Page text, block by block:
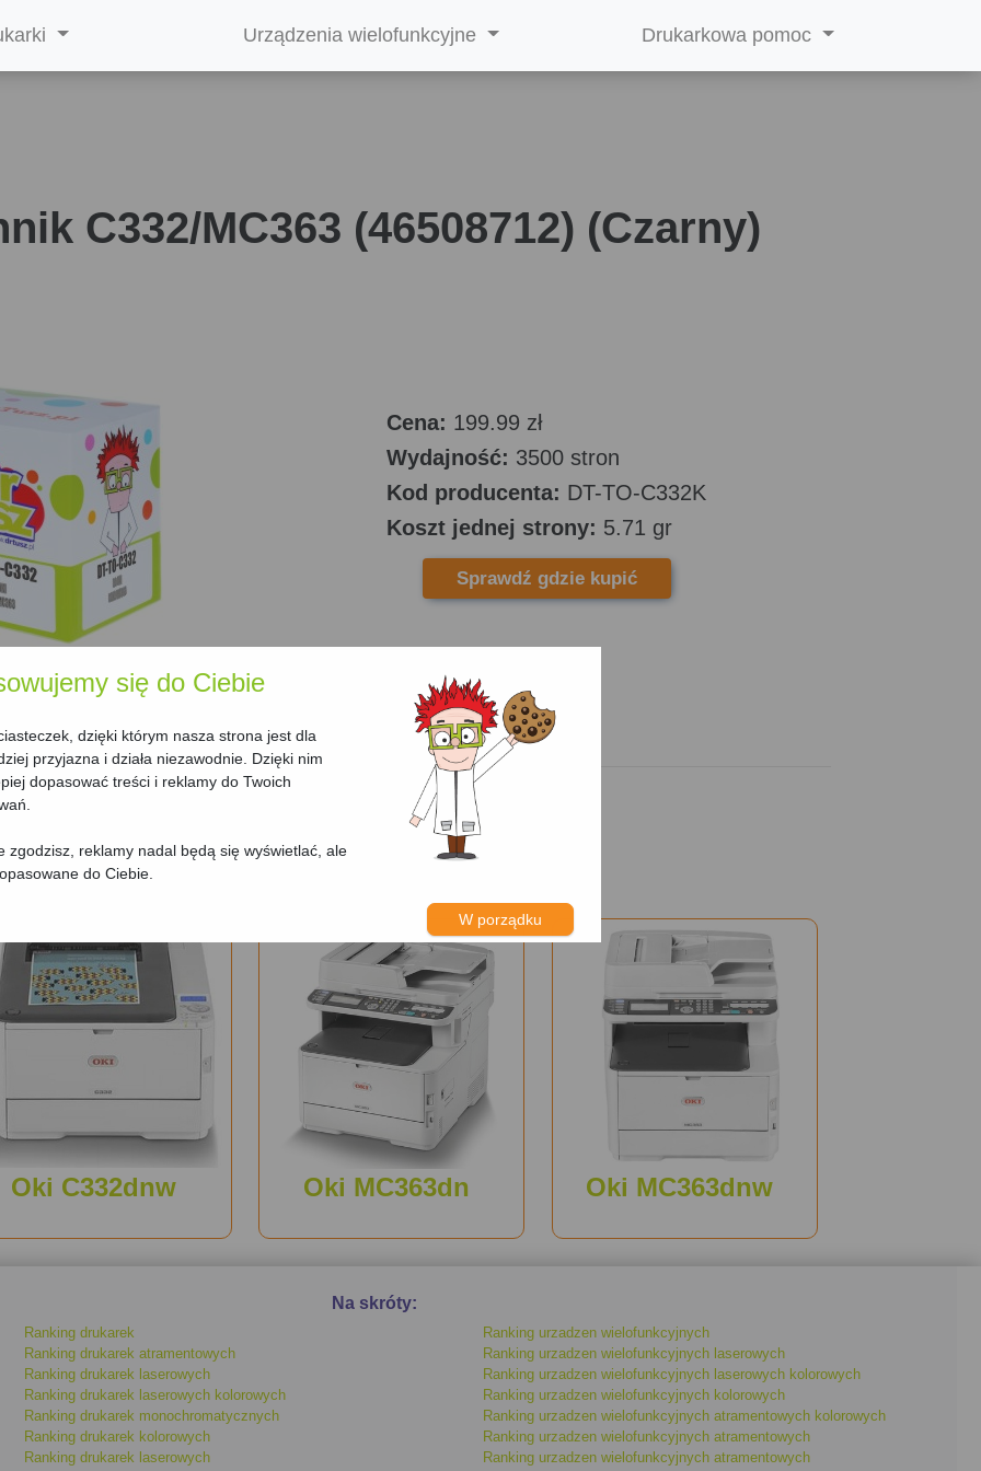
się do Ciebie
dzięki którym nasza strona jest dla
przyjazna i działa niezawodnie. Dzięki nim
dopasować treści i reklamy do Twoich
zgodzisz, reklamy nadal będą się wyświetlać, ale
do Ciebie.
W porządku
Urządzenia wielofunkcyjne Drukarkowa pomoc
C332/MC363 (46508712) (Czarny)
Cena: 199.99 zł
Wydajność: 3500 stron
Kod producenta: DT-TO-C332K
Koszt jednej strony: 5.71 gr
Sprawdź gdzie kupić
MC363 (46508712) (Czarny)
Oki C332dnw Oki MC363dn Oki MC363dnw
Na skróty:
Ranking drukarek
Ranking drukarek atramentowych
Ranking drukarek laserowych
Ranking drukarek laserowych kolorowych
Ranking drukarek monochromatycznych
Ranking drukarek kolorowych
Ranking drukarek laserowych
Ranking urzadzen wielofunkcyjnych
Ranking urzadzen wielofunkcyjnych laserowych
Ranking urzadzen wielofunkcyjnych laserowych kolorowych
Ranking urzadzen wielofunkcyjnych kolorowych
Ranking urzadzen wielofunkcyjnych atramentowych kolorowych
Ranking urzadzen wielofunkcyjnych atramentowych
Ranking urzadzen wielofunkcyjnych atramentowych